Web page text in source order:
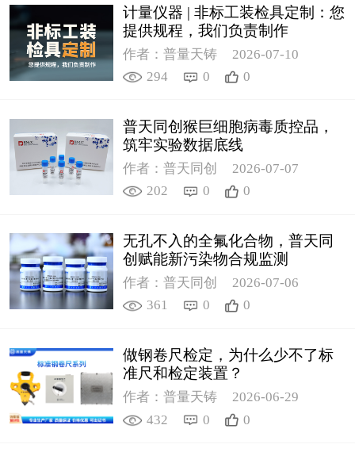
计量仪器 | 非标工装检具定制：您
提供规程，我们负责制作
作者：普量天铸
2026-07-10
294
0 0
普天同创猴巨细胞病毒质控品，
筑牢实验数据底线
作者：普天同创
2026-07-07
202
0 0
无孔不入的全氟化合物，普天同
创赋能新污染物合规监测
作者：普天同创
2026-07-06
361
0 0
做钢卷尺检定，为什么少不了标
准尺和检定装置？
作者：普量天铸
2026-06-29
432
0 0